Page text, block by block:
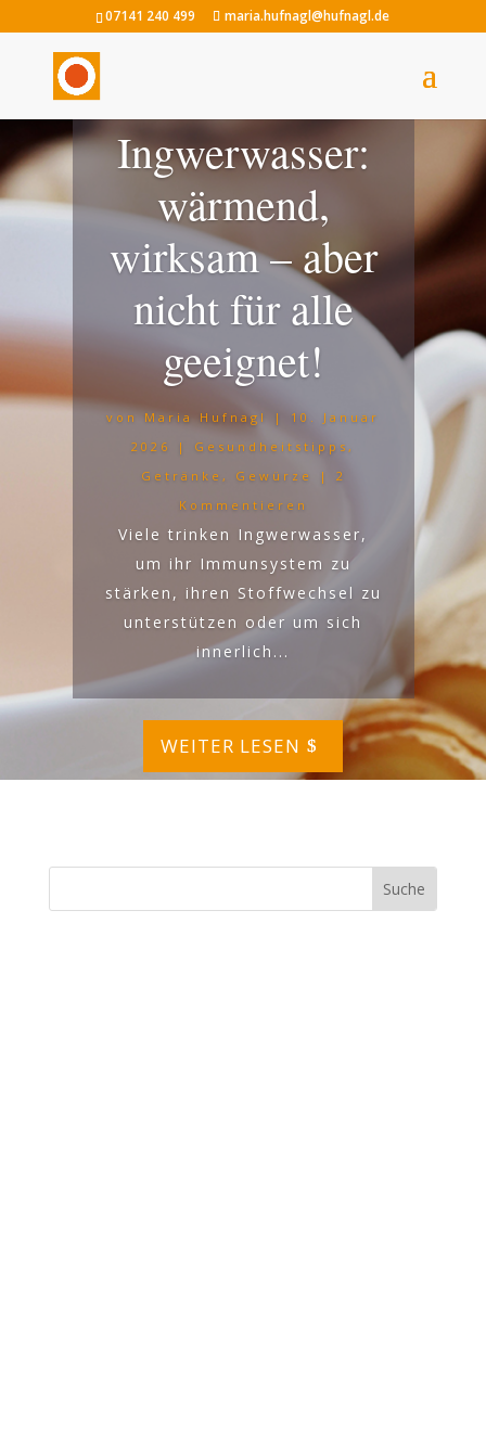
07141 240 499 maria.hufnagl@hufnagl.de
Ingwerwasser:
wärmend,
wirksam – aber
nicht für alle
geeignet!
von Maria Hufnagl | 10. Januar
2026
| Gesundheitstipps ,
Getränke , Gewürze
| 2
Kommentieren
Viele trinken Ingwerwasser,
um ihr Immunsystem zu
stärken, ihren Stoffwechsel zu
unterstützen oder um sich
innerlich...
WEITER LESEN